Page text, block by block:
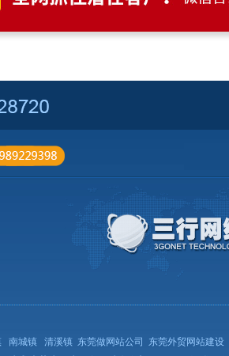
南城镇 清溪镇 东莞做网站公司 东莞外贸网站建设